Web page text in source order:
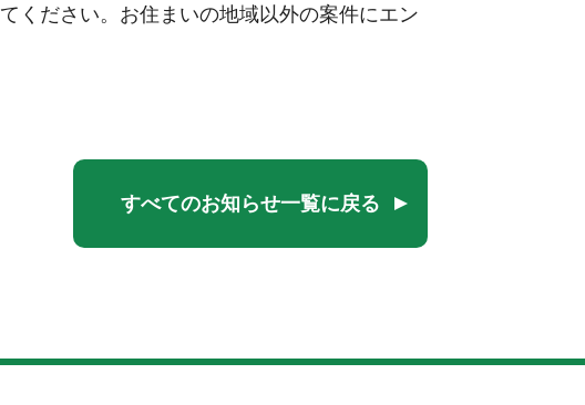
ください。お住まいの地域以外の案件にエン
すべてのお知らせ一覧に戻る